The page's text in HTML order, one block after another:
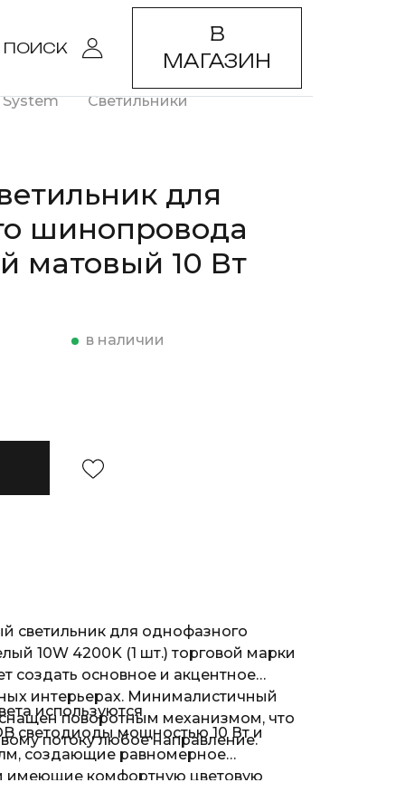
ПОИСК
В
МАГАЗИН
System
Светильники
для
шинопровода
матовый 10 Вт
в наличии
светильник для однофазного
10W 4200K (1 шт.) торговой марки
создать основное и акцентное
интерьерах. Минималистичный
поворотным механизмом, что
потоку любое направление.
используются
светодиоды мощностью 10 Вт и
создающие равномерное
имеющие комфортную цветовую